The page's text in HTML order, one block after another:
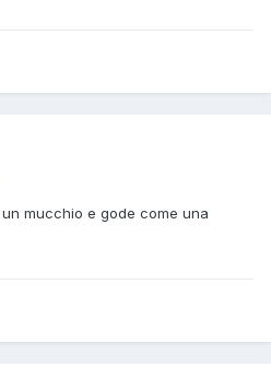
mucchio e gode come una